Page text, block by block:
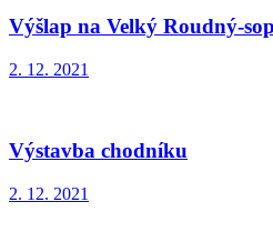
Výšlap na Velký Roudný-
2. 12. 2021
Výstavba chodníku
2. 12. 2021